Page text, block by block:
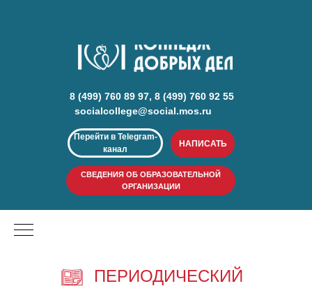
8 (499) 760 89 97, 8 (499) 760 92 55
НАПИСАТЬ
Перейти в Telegram-
канал
СВЕДЕНИЯ ОБ ОБРАЗОВАТЕЛЬНОЙ
ОРГАНИЗАЦИИ
socialcollege@social.mos.ru
ПЕРИОДИЧЕСКИЙ